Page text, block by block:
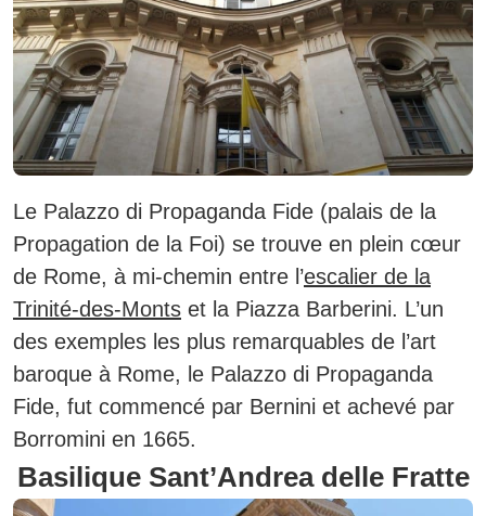
Le Palazzo di Propaganda Fide (palais de la
Propagation de la Foi) se trouve en plein cœur
de Rome, à mi-chemin entre l’escalier de la
Trinité-des-Monts et la Piazza Barberini. L’un
des exemples les plus remarquables de l’art
baroque à Rome, le Palazzo di Propaganda
Fide, fut commencé par Bernini et achevé par
Borromini en 1665.
Basilique Sant’Andrea delle Fratte